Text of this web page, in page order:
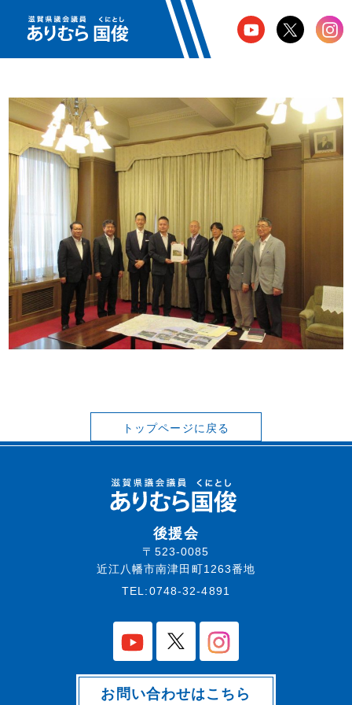
トップページに戻る
後援会
〒523-0085
近江八幡市南津田町1263番地
TEL:0748-32-4891
お問い合わせはこちら